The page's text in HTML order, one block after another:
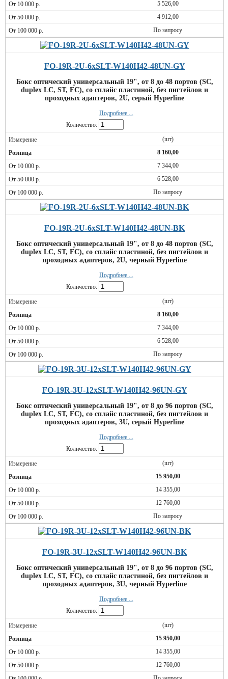
5 526,00
4 912,00
По запросу
FO-19R-2U-6xSLT-W140H42-48UN-GY
Бокс оптический универсальный 19", от 8 до 48 портов (SC,
duplex LC, ST, FC), со сплайс пластиной, без пигтейлов и
проходных адаптеров, 2U, серый Hyperline
Подробнее ...
Количество:
(шт)
8 160,00
7 344,00
6 528,00
По запросу
FO-19R-2U-6xSLT-W140H42-48UN-BK
Бокс оптический универсальный 19", от 8 до 48 портов (SC,
duplex LC, ST, FC), со сплайс пластиной, без пигтейлов и
проходных адаптеров, 2U, черный Hyperline
Подробнее ...
Количество:
(шт)
8 160,00
7 344,00
6 528,00
По запросу
FO-19R-3U-12xSLT-W140H42-96UN-GY
Бокс оптический универсальный 19", от 8 до 96 портов (SC,
duplex LC, ST, FC), со сплайс пластиной, без пигтейлов и
проходных адаптеров, 3U, серый Hyperline
Подробнее ...
Количество:
(шт)
15 950,00
14 355,00
12 760,00
По запросу
FO-19R-3U-12xSLT-W140H42-96UN-BK
Бокс оптический универсальный 19", от 8 до 96 портов (SC,
duplex LC, ST, FC), со сплайс пластиной, без пигтейлов и
проходных адаптеров, 3U, черный Hyperline
Подробнее ...
Количество:
(шт)
15 950,00
14 355,00
12 760,00